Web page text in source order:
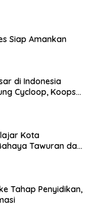
Siap Amankan
di Indonesia
Cycloop, Koops
Kota
Tawuran dan
Tahap Penyidikan,